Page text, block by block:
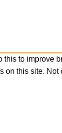
to
this site.